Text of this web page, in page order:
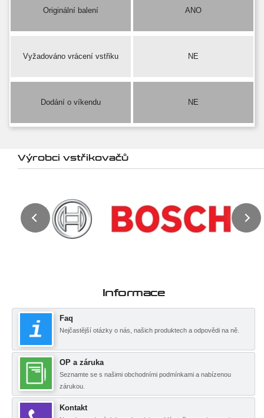
Originální balení ANO
Vyžadováno vrácení vstřiku NE
Dodání o víkendu NE
Výrobci vstřikovačů
Informace
Faq
Nejčastější otázky o nás, našich produktech a odpovědi na ně.
OP a záruka
Seznamte se s našimi obchodními podmínkami a nabízenou
zárukou.
Kontakt